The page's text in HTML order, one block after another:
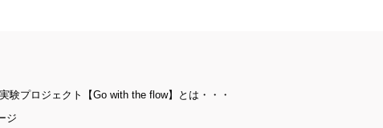
験プロジェクト【Go with the flow】とは・・・
ジ